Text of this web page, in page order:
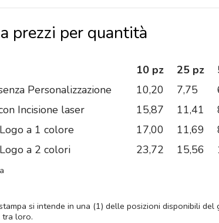
prezzi per quantità
10 pz 25 pz
Personalizzazione
10,20 7,75
Incisione laser
15,87 11,41
a 1 colore
17,00 11,69
a 2 colori
23,72 15,56
si intende in una (1) delle posizioni disponibili
tra loro.